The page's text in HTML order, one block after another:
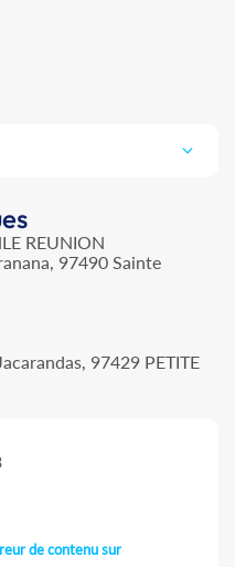
REUNION
97490 Sainte
97429 PETITE
de contenu sur